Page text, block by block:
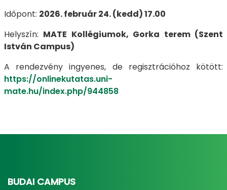
Időpont: 2026. február 24. (kedd) 17.00
Helyszín: MATE Kollégiumok, Gorka terem (Szent
István Campus)
A rendezvény ingyenes, de regisztrációhoz kötött:
https://onlinekutatas.uni-
mate.hu/index.php/944858
BUDAI CAMPUS